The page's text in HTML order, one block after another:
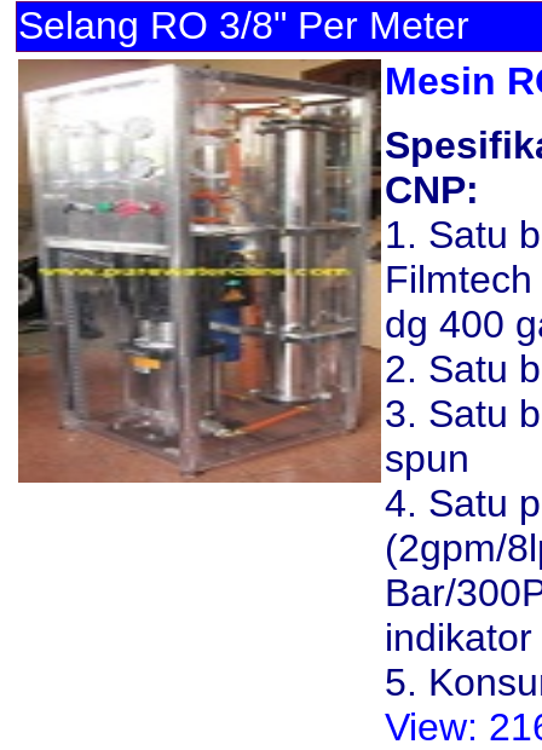
Selang RO 3/8" Per Meter
Mesin
CNP:
1. Satu
dg 400
2. Satu
3. Satu
spun
4. Satu
(2gpm/
Bar/
indikator
5.
View: